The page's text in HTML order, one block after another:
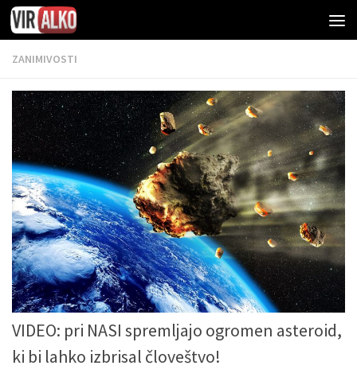
ZANIMIVOSTI
VIDEO: pri NASI spremljajo ogromen asteroid,
ki bi lahko izbrisal človeštvo!